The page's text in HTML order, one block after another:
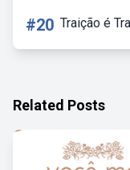
#20 Traição é
Related Posts